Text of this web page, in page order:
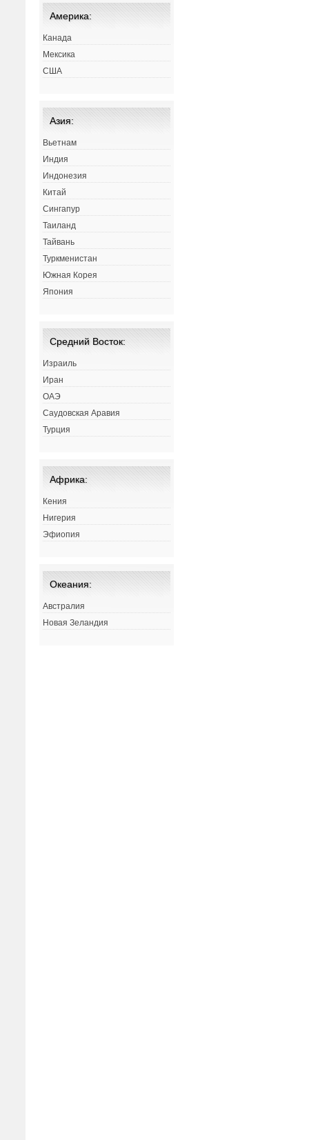
Америка:
Канада
Мексика
США
Азия:
Вьетнам
Индия
Индонезия
Китай
Сингапур
Таиланд
Тайвань
Туркменистан
Южная Корея
Япония
Средний Восток:
Израиль
Иран
ОАЭ
Саудовская Аравия
Турция
Африка:
Кения
Нигерия
Эфиопия
Океания:
Австралия
Новая Зеландия